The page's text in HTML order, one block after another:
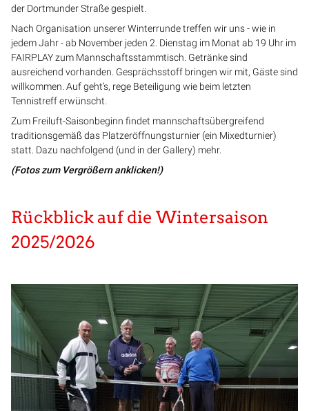
der Dortmunder Straße gespielt.
Nach Organisation unserer Winterrunde treffen wir uns - wie in
jedem Jahr - ab November jeden 2. Dienstag im Monat ab 19 Uhr im
FAIRPLAY zum Mannschaftsstammtisch. Getränke sind
ausreichend vorhanden. Gesprächsstoff bringen wir mit, Gäste sind
willkommen. Auf geht’s, rege Beteiligung wie beim letzten
Tennistreff erwünscht.
Zum Freiluft-Saisonbeginn findet mannschaftsübergreifend
traditionsgemäß das Platzeröffnungsturnier (ein Mixedturnier)
statt. Dazu nachfolgend (und in der Gallery) mehr.
(Fotos zum Vergrößern anklicken!)
Rückblick auf die Wintersaison
2025/2026